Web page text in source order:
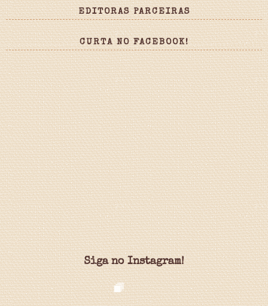
EDITORAS PARCEIRAS
CURTA NO FACEBOOK!
Siga no Instagram!